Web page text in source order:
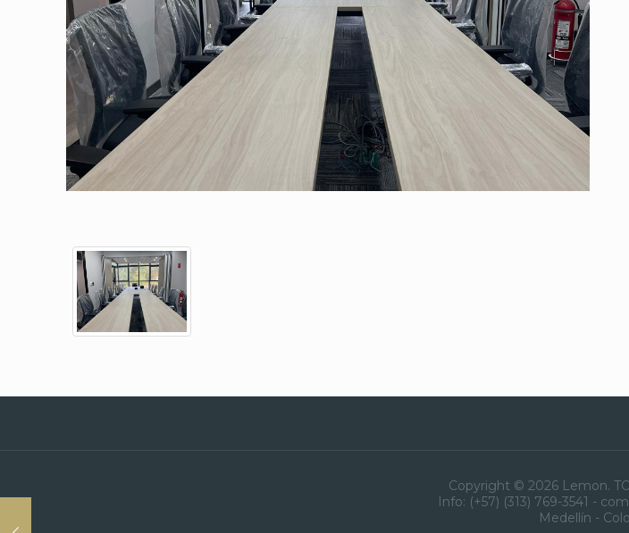
Copyright © 2026 Lemon.
Info: (+57) (313) 769-3541 -
Medellín -